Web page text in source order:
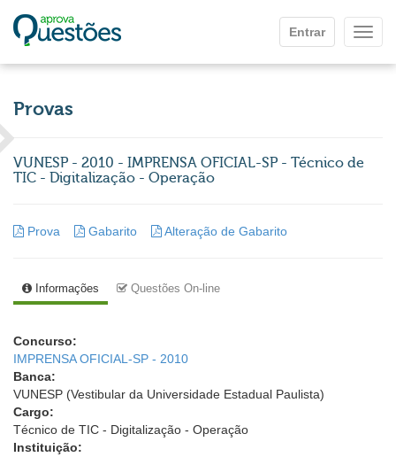
Entrar
Provas
VUNESP - 2010 - IMPRENSA OFICIAL-SP - Técnico de
TIC - Digitalização - Operação
Prova Gabarito Alteração de Gabarito
Informações Questões On-line
Concurso:
IMPRENSA OFICIAL-SP - 2010
Banca:
VUNESP (Vestibular da Universidade Estadual Paulista)
Cargo:
Técnico de TIC - Digitalização - Operação
Instituição: